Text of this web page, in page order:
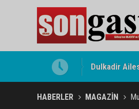
Gölbaşı
HABERLER MAGAZİN